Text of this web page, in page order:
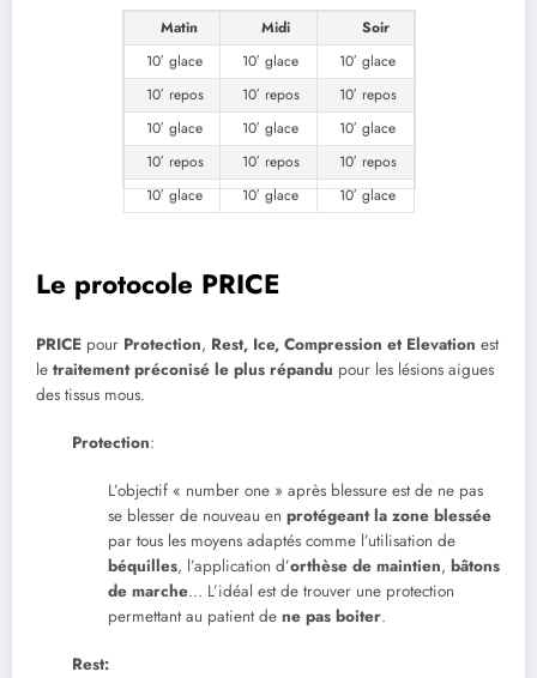
Matin Midi
Soir
10′ glace
10′ glace
10′ glace
10′ repos
10′ repos
10′ repos
10′ glace
10′ glace
10′ glace
10′ repos
10′ repos
10′ repos
10′ glace
10′ glace 10′ glace
Le protocole PRICE
PRICE pour Protection, Rest, Ice, Compression et Elevation est
le traitement préconisé le plus répandu pour les lésions aigues
des tissus mous.
Protection:
L’objectif « number one » après blessure est de ne pas
se blesser de nouveau en protégeant la zone blessée
par tous les moyens adaptés comme l’utilisation de
béquilles, l’application d’orthèse de maintien, bâtons
de marche… L’idéal est de trouver une protection
permettant au patient de ne pas boiter.
Rest: